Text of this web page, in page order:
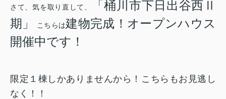
さて、気を取り直して、
「桶川市下日出谷西Ⅱ
期」
こちらは建物完成！オープンハウス
開催中です！
限定１棟しかありませんから！こちらもお見逃し
なく！！